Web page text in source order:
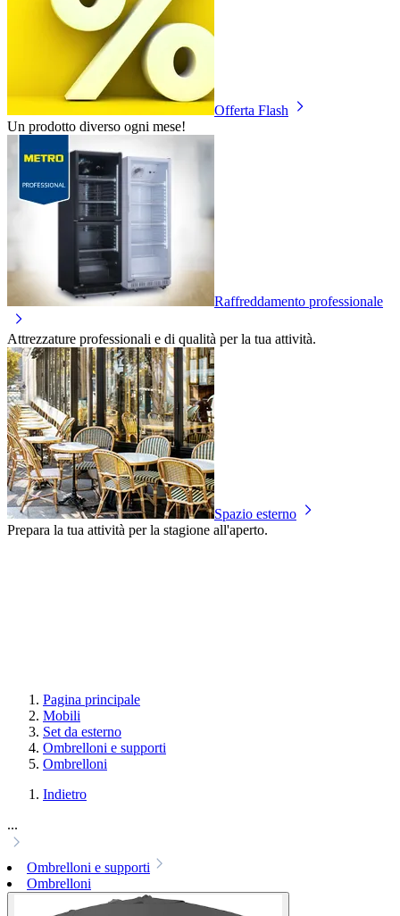
Offerta Flash
Un prodotto diverso ogni mese!
Raffreddamento professionale
Attrezzature professionali e di qualità per la tua attività.
Spazio esterno
Prepara la tua attività per la stagione all'aperto.
Pagina principale
Mobili
Set da esterno
Ombrelloni e supporti
Ombrelloni
Indietro
...
Ombrelloni e supporti
Ombrelloni